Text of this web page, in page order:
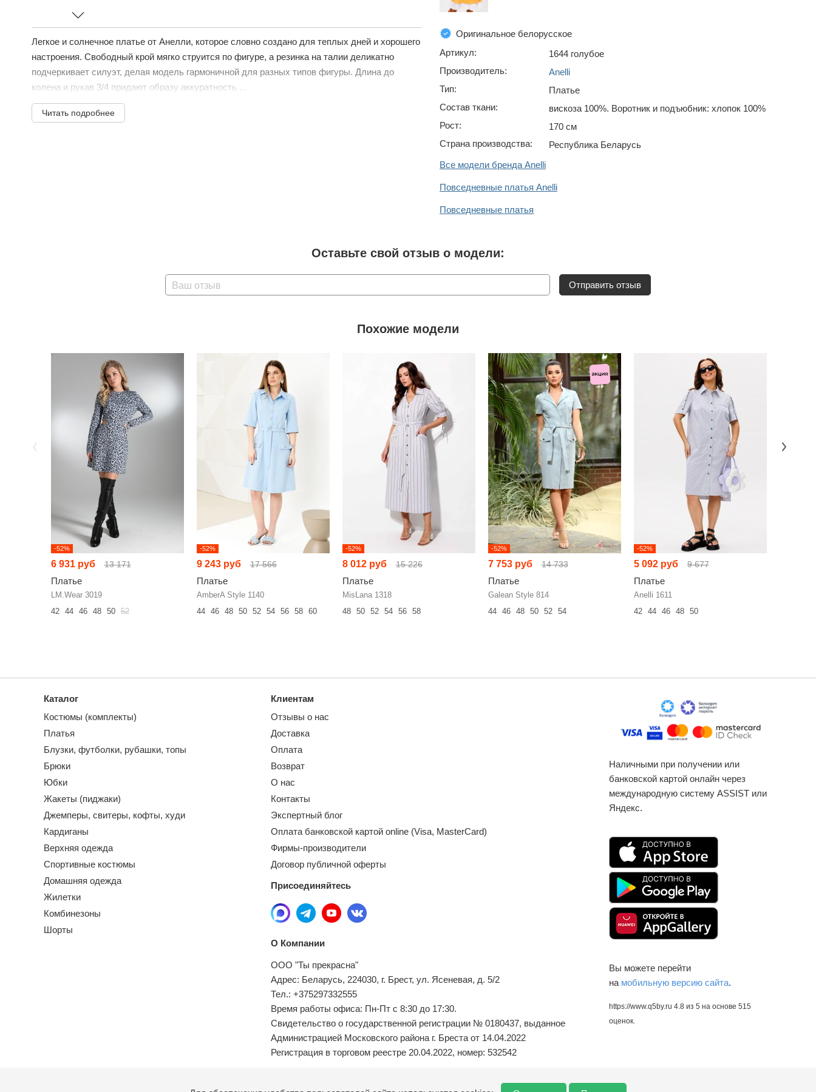
Легкое и солнечное платье от Анелли, которое словно создано для теплых дней и хорошего
настроения. Свободный крой мягко струится по фигуре, а резинка на талии деликатно
подчеркивает силуэт, делая модель гармоничной для разных типов фигуры. Длина до
колена и рукав 3/4 придают образу аккуратность ...
Читать подробнее
Оригинальное белорусское
Артикул:
1644 голубое
Производитель:
Anelli
Тип:
Платье
Состав ткани:
вискоза 100%. Воротник и подъюбник: хлопок 100%
Рост:
170 см
Страна производства:
Республика Беларусь
Все модели бренда Anelli
Повседневные платья Anelli
Повседневные платья
Оставьте свой отзыв о модели:
Ваш отзыв Отправить отзыв
Похожие модели
-52%
6 931 руб 13 171
Платье
LM.Wear 3019
42
44 46 48 50 52
-52%
9 243 руб 17 566
Платье
AmberA Style 1140
44
46 48 50 52 54 56 58 60
-52%
8 012 руб 15 226
Платье
MisLana 1318
48
50 52 54 56 58
-52%
7 753 руб 14 733
Платье
Galean Style 814
44
46 48 50 52 54
-52%
5 092 руб 9 677
Платье
Anelli 1611
42
44 46 48 50
Каталог
Костюмы (комплекты)
Платья
Блузки, футболки, рубашки, топы
Брюки
Юбки
Жакеты (пиджаки)
Джемперы, свитеры, кофты, худи
Кардиганы
Верхняя одежда
Спортивные костюмы
Домашняя одежда
Жилетки
Комбинезоны
Шорты
Клиентам
Отзывы о нас
Доставка
Оплата
Возврат
О нас
Контакты
Экспертный блог
Оплата банковской картой online (Visa, MasterCard)
Фирмы-производители
Договор публичной оферты
Присоединяйтесь
О Компании
ООО "Ты прекрасна"
Адрес: Беларусь, 224030, г. Брест, ул. Ясеневая, д. 5/2
Тел.: +375297332555
Время работы офиса: Пн-Пт с 8:30 до 17:30.
Свидетельство о государственной регистрации № 0180437, выданное
Администрацией Московского района г. Бреста от 14.04.2022
Регистрация в торговом реестре 20.04.2022, номер: 532542
Местный исполнительный орган по обращениям покупателей:
Наличными при получении или
банковской картой онлайн через
международную систему ASSIST или
Яндекс.
Вы можете перейти
на мобильную версию сайта.
https://www.q5by.ru 4.8 из 5 на основе 515
оценок.